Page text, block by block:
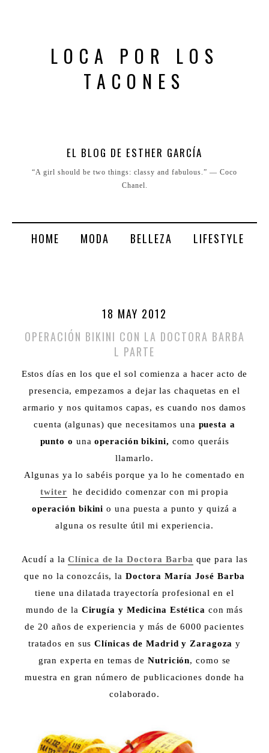
LOCA POR LOS
TACONES
EL BLOG DE ESTHER GARCÍA
“A girl should be two things: classy and fabulous.” ― Coco
Chanel.
HOME MODA BELLEZA LIFESTYLE
18 MAY 2012
OPERACIÓN BIKINI CON LA DOCTORA BARBA
L PARTE
Estos días en los que el sol comienza a hacer acto de
presencia, empezamos a dejar las chaquetas en el
armario y nos quitamos capas, es cuando nos damos
cuenta (algunas) que necesitamos una puesta a
punto o una operación bikini, como queráis
llamarlo.
Algunas ya lo sabéis porque ya lo he comentado en
twiter he decidido comenzar con mi propia
operación bikini o una puesta a punto y quizá a
alguna os resulte útil mi experiencia.
Acudí a la Clínica de la Doctora Barba que para las
que no la conozcáis, la Doctora María José Barba
tiene una dilatada trayectoría profesional en el
mundo de la Cirugía y Medicina Estética con más
de 20 años de experiencia y más de 6000 pacientes
tratados en susClínicas de Madrid y Zaragozay
gran experta en temas de Nutrición, como se
muestra en gran número de publicaciones donde ha
colaborado.